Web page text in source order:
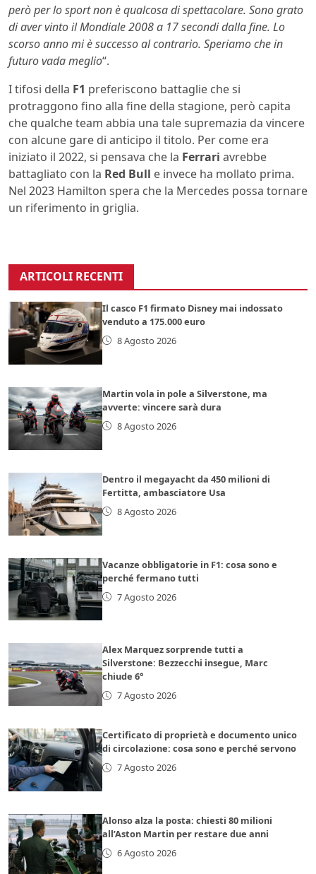
però per lo sport non è qualcosa di spettacolare. Sono grato
di aver vinto il Mondiale 2008 a 17 secondi dalla fine. Lo
scorso anno mi è successo al contrario. Speriamo che in
futuro vada meglio“.
I tifosi della F1 preferiscono battaglie che si
protraggono fino alla fine della stagione, però capita
che qualche team abbia una tale supremazia da vincere
con alcune gare di anticipo il titolo. Per come era
iniziato il 2022, si pensava che la Ferrari avrebbe
battagliato con la Red Bull e invece ha mollato prima.
Nel 2023 Hamilton spera che la Mercedes possa tornare
un riferimento in griglia.
ARTICOLI RECENTI
Il casco F1 firmato Disney mai indossato
venduto a 175.000 euro
8 Agosto 2026
Martin vola in pole a Silverstone, ma
avverte: vincere sarà dura
8 Agosto 2026
Dentro il megayacht da 450 milioni di
Fertitta, ambasciatore Usa
8 Agosto 2026
Vacanze obbligatorie in F1: cosa sono e
perché fermano tutti
7 Agosto 2026
Alex Marquez sorprende tutti a
Silverstone: Bezzecchi insegue, Marc
chiude 6°
7 Agosto 2026
Certificato di proprietà e documento unico
di circolazione: cosa sono e perché servono
7 Agosto 2026
Alonso alza la posta: chiesti 80 milioni
all’Aston Martin per restare due anni
6 Agosto 2026